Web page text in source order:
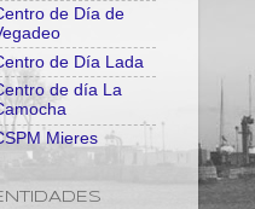
de Día de
de Día Lada
de día La
Mieres